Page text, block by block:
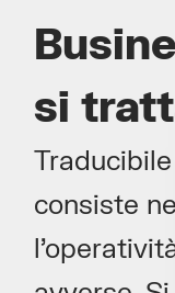
si
consiste